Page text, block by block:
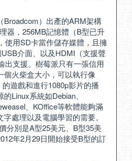
Broadcom）出產的ARM架構
器，256MB記憶體（B型已升
使用SD卡當作儲存媒體，且擁
介面、以及HDMI（支援聲
出支援。樹莓派只有一張信用
個火柴盒大小，可以執行像
的遊戲和進行1080p影片的播
Linux系統如Debian、
、KOffice等軟體能夠滿
處理以及電腦學習的需要。
分別是A型25美元、B型35美
年2月29日開始接受B型的訂